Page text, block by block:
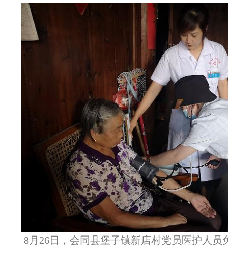
8月26日，会同县堡子镇新店村党员医护人员